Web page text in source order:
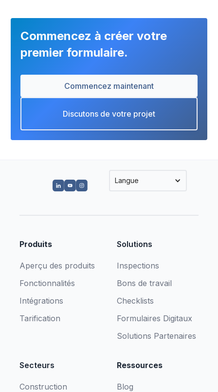
Commencez à créer votre
premier formulaire.
Commencez maintenant
Discutons de votre projet
Langue
Produits
Aperçu des produits
Fonctionnalités
Intégrations
Tarification
Solutions
Inspections
Bons de travail
Checklists
Formulaires Digitaux
Solutions Partenaires
Secteurs
Construction
Ressources
Blog